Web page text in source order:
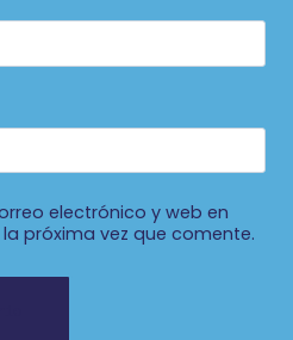
electrónico y web en
próxima vez que comente.